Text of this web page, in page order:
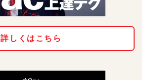
詳しくはこちら